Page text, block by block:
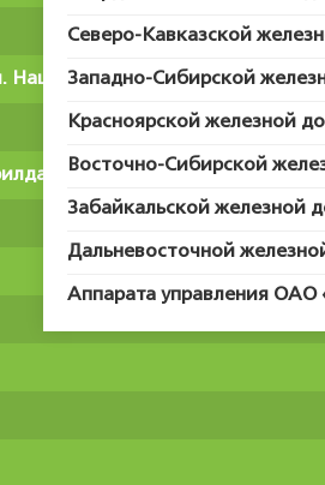
Северо-Кавказской
Западно-Сибирской
Красноярской железной
Восточно-Сибирской
Забайкальской железной
Дальневосточной
Аппарата управления
праздничные